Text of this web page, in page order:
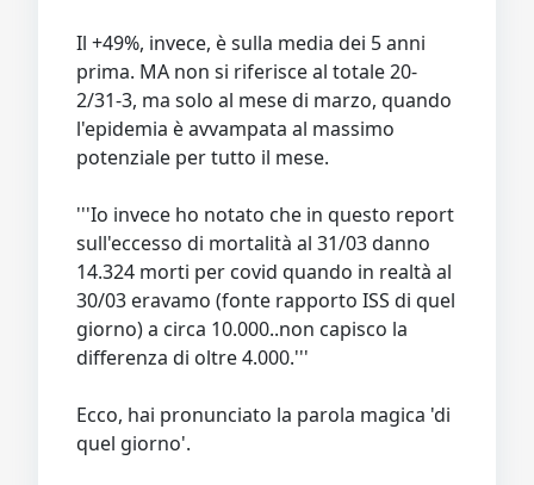
Il +49%, invece, è sulla media dei 5 anni
prima. MA non si riferisce al totale 20-
2/31-3, ma solo al mese di marzo, quando
l'epidemia è avvampata al massimo
potenziale per tutto il mese.
'''Io invece ho notato che in questo report
sull'eccesso di mortalità al 31/03 danno
14.324 morti per covid quando in realtà al
30/03 eravamo (fonte rapporto ISS di quel
giorno) a circa 10.000..non capisco la
differenza di oltre 4.000.'''
Ecco, hai pronunciato la parola magica 'di
quel giorno'.